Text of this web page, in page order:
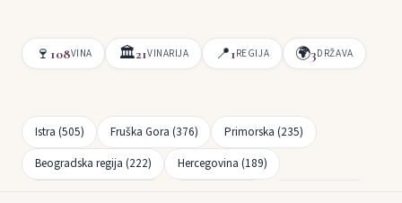
🍷 108VINA 🏛21VINARIJA 📍1REGIJA 🌍3DRŽAVA
Istra (505) Fruška Gora (376)
Primorska (235)
Beogradska regija (222)
Hercegovina (189)